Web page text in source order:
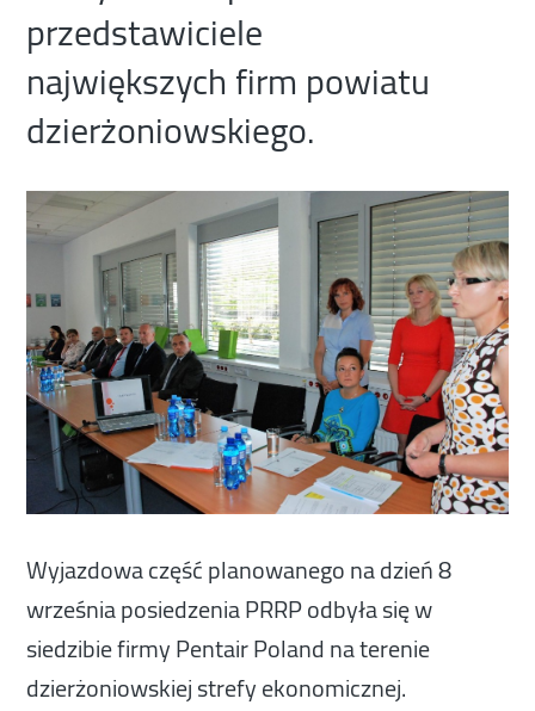
przedstawiciele
największych firm powiatu
dzierżoniowskiego.
Wyjazdowa część planowanego na dzień 8
września posiedzenia PRRP odbyła się w
siedzibie firmy Pentair Poland na terenie
dzierżoniowskiej strefy ekonomicznej.